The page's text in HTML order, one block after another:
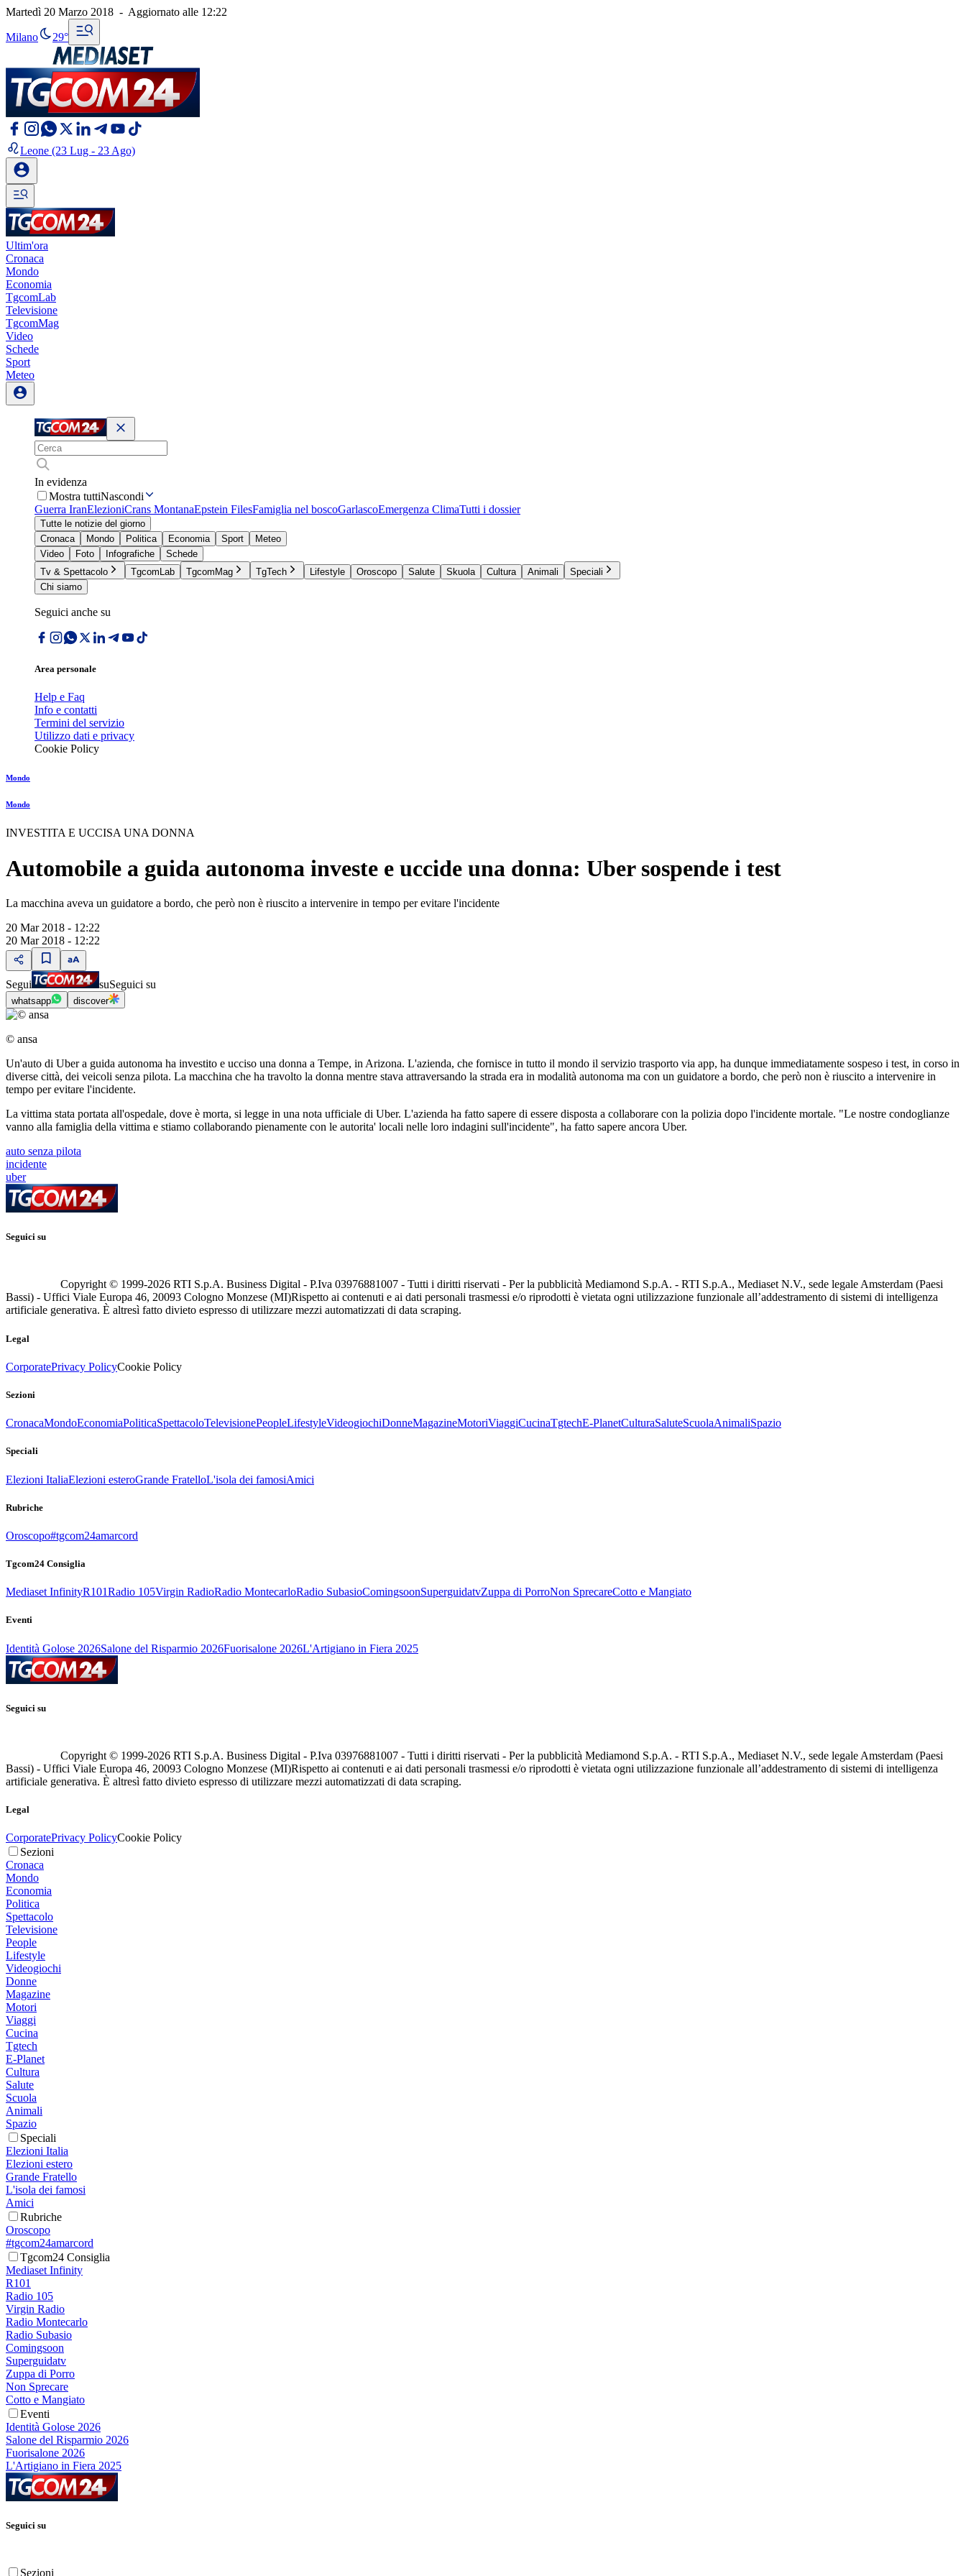
Martedì 20 Marzo 2018 - Aggiornato alle 12:22
Milano 29°
Leone (23 Lug - 23 Ago)
Ultim'ora
Cronaca
Mondo
Economia
TgcomLab
Televisione
TgcomMag
Video
Schede
Sport
Meteo
In evidenza
Mostra tuttiNascondi
Guerra IranElezioniCrans MontanaEpstein FilesFamiglia nel boscoGarlascoEmergenza ClimaTutti i dossier
Tutte le notizie del giorno
Cronaca
Mondo Politica Economia Sport
Meteo
Video
Foto Infografiche
Schede
Tv & Spettacolo
TgcomLab TgcomMag TgTech Lifestyle Oroscopo Salute Skuola Cultura Animali
Speciali
Chi siamo
Seguici anche su
Area personale
Help e Faq
Info e contatti
Termini del servizio
Utilizzo dati e privacy
Cookie Policy
Mondo
Mondo
INVESTITA E UCCISA UNA DONNA
Automobile a guida autonoma investe e uccide una donna: Uber sospende i test
La macchina aveva un guidatore a bordo, che però non è riuscito a intervenire in tempo per evitare l'incidente
20 Mar 2018 - 12:22
20 Mar 2018 - 12:22
Segui suSeguici su
whatsapp discover
© ansa
Un'auto di Uber a guida autonoma ha investito e ucciso una donna a Tempe, in Arizona. L'azienda, che fornisce in tutto il mondo il servizio trasporto via app, ha dunque immediatamente sospeso i test, in corso in
diverse città, dei veicoli senza pilota. La macchina che ha travolto la donna mentre stava attraversando la strada era in modalità autonoma ma con un guidatore a bordo, che però non è riuscito a intervenire in
tempo per evitare l'incidente.
La vittima stata portata all'ospedale, dove è morta, si legge in una nota ufficiale di Uber. L'azienda ha fatto sapere di essere disposta a collaborare con la polizia dopo l'incidente mortale. "Le nostre condoglianze
vanno alla famiglia della vittima e stiamo collaborando pienamente con le autorita' locali nelle loro indagini sull'incidente", ha fatto sapere ancora Uber.
auto senza pilota
incidente
uber
Seguici su
Copyright © 1999-2026 RTI S.p.A. Business Digital - P.Iva 03976881007 - Tutti i diritti riservati - Per la pubblicità Mediamond S.p.A. - RTI S.p.A., Mediaset N.V., sede legale Amsterdam (Paesi
Bassi) - Uffici Viale Europa 46, 20093 Cologno Monzese (MI)Rispetto ai contenuti e ai dati personali trasmessi e/o riprodotti è vietata ogni utilizzazione funzionale all’addestramento di sistemi di intelligenza
artificiale generativa. È altresì fatto divieto espresso di utilizzare mezzi automatizzati di data scraping.
Legal
CorporatePrivacy PolicyCookie Policy
Sezioni
CronacaMondoEconomiaPoliticaSpettacoloTelevisionePeopleLifestyleVideogiochiDonneMagazineMotoriViaggiCucinaTgtechE-PlanetCulturaSaluteScuolaAnimaliSpazio
Speciali
Elezioni ItaliaElezioni esteroGrande FratelloL'isola dei famosiAmici
Rubriche
Oroscopo#tgcom24amarcord
Tgcom24 Consiglia
Mediaset InfinityR101Radio 105Virgin RadioRadio MontecarloRadio SubasioComingsoonSuperguidatvZuppa di PorroNon SprecareCotto e Mangiato
Eventi
Identità Golose 2026Salone del Risparmio 2026Fuorisalone 2026L'Artigiano in Fiera 2025
Seguici su
Copyright © 1999-2026 RTI S.p.A. Business Digital - P.Iva 03976881007 - Tutti i diritti riservati - Per la pubblicità Mediamond S.p.A. - RTI S.p.A., Mediaset N.V., sede legale Amsterdam (Paesi
Bassi) - Uffici Viale Europa 46, 20093 Cologno Monzese (MI)Rispetto ai contenuti e ai dati personali trasmessi e/o riprodotti è vietata ogni utilizzazione funzionale all’addestramento di sistemi di intelligenza
artificiale generativa. È altresì fatto divieto espresso di utilizzare mezzi automatizzati di data scraping.
Legal
CorporatePrivacy PolicyCookie Policy
Sezioni
Cronaca
Mondo
Economia
Politica
Spettacolo
Televisione
People
Lifestyle
Videogiochi
Donne
Magazine
Motori
Viaggi
Cucina
Tgtech
E-Planet
Cultura
Salute
Scuola
Animali
Spazio
Speciali
Elezioni Italia
Elezioni estero
Grande Fratello
L'isola dei famosi
Amici
Rubriche
Oroscopo
#tgcom24amarcord
Tgcom24 Consiglia
Mediaset Infinity
R101
Radio 105
Virgin Radio
Radio Montecarlo
Radio Subasio
Comingsoon
Superguidatv
Zuppa di Porro
Non Sprecare
Cotto e Mangiato
Eventi
Identità Golose 2026
Salone del Risparmio 2026
Fuorisalone 2026
L'Artigiano in Fiera 2025
Seguici su
Sezioni